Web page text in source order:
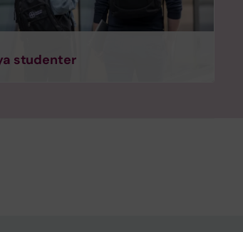
studenter